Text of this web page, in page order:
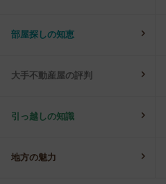
部屋探しの知恵
大手不動産屋の評判
引っ越しの知識
地方の魅力